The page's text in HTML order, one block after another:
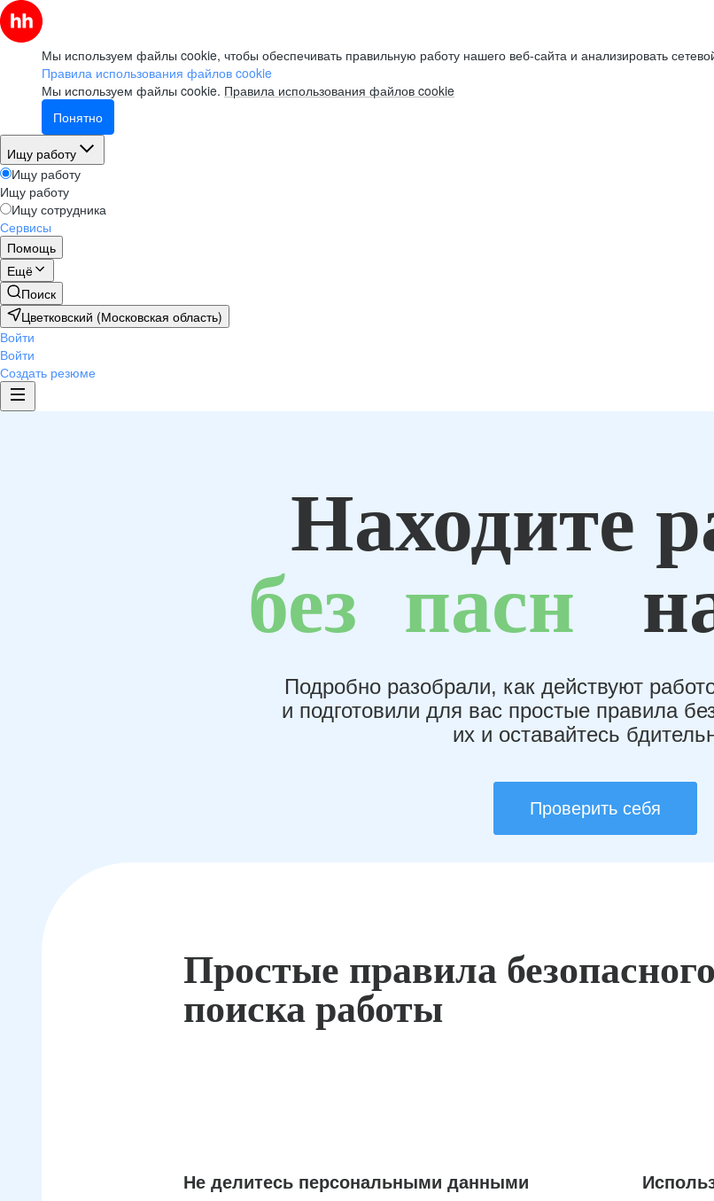
Мы используем файлы cookie, чтобы обеспечивать правильную работу нашего веб-сайта и анализировать
Правила использования файлов cookie
Мы используем файлы cookie. Правила использования файлов cookie
Понятно
Ищу работу
Ищу работу
Ищу работу
Ищу сотрудника
Сервисы
Помощь
Ещё
Поиск
Цветковский (Московская область)
Войти
Войти
Создать резюме
Находите
без пасн
Подробно разобрали, как действуют
и подготовили для вас простые правила
их и оставайтесь
Проверить себя
Простые правила безопасного
поиска работы
Не делитесь персональными данными